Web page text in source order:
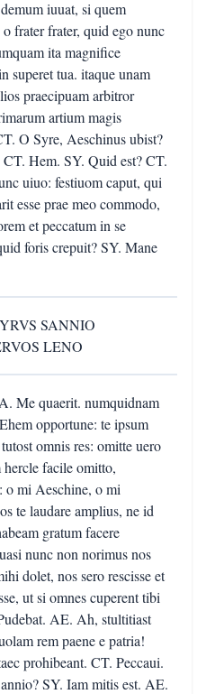
iuuat, si quem
frater frater, quid ego nunc
ita magnifice
superet tua. itaque unam
praecipuam arbitror
artium magis
O Syre, Aeschinus ubist?
Hem. SY. Quid est? CT.
uiuo: festiuom caput, qui
esse prae meo commodo,
et peccatum in se
foris crepuit? SY. Mane
SANNIO
LENO
Me quaerit. numquidnam
opportune: te ipsum
omnis res: omitte uero
facile omitto,
o mi Aeschine, o mi
te laudare amplius, ne id
gratum facere
nunc non norimus nos
dolet, nos sero rescisse et
ut si omnes cuperent tibi
AE. Ah, stultitiast
rem paene e patria!
prohibeant. CT. Peccaui.
SY. Iam mitis est. AE.